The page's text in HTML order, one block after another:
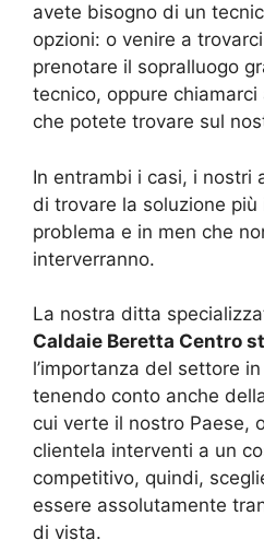
avete bisogno di un
opzioni: o venire a
prenotare il sopralluogo
tecnico, oppure
che potete trovare sul
In entrambi i casi, i nostri
di trovare la soluzione
problema e in men che
interverranno.
La nostra ditta
Caldaie Beretta Centro
l’importanza del settore
tenendo conto anche
cui verte il nostro Paese,
clientela interventi a un
competitivo, quindi,
essere assolutamente
di vista.